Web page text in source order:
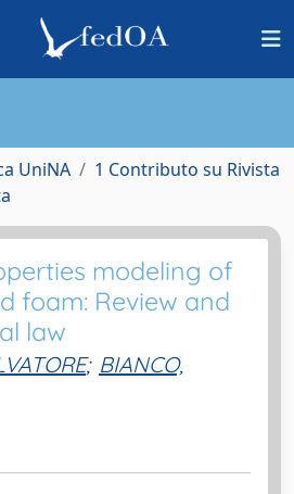
UniNA
1 Contributo su Rivista
modeling of
foam: Review and
law
; BIANCO,